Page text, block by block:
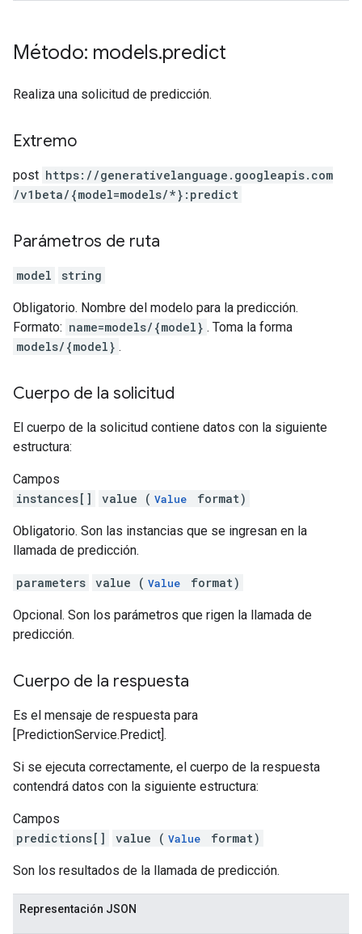
Método: models.predict
Realiza una solicitud de predicción.
Extremo
post https: / /generativelanguage.googleapis.com
/v1beta/{model=models/*}:predict
Parámetros de ruta
model string
Obligatorio. Nombre del modelo para la predicción.
Formato: name=models/{model} . Toma la forma
models/{model} .
Cuerpo de la solicitud
El cuerpo de la solicitud contiene datos con la siguiente
estructura:
Campos
instances[]
value ( Value format)
Obligatorio. Son las instancias que se ingresan en la
llamada de predicción.
parameters value ( Value format)
Opcional. Son los parámetros que rigen la llamada de
predicción.
Cuerpo de la respuesta
Es el mensaje de respuesta para
[PredictionService.Predict].
Si se ejecuta correctamente, el cuerpo de la respuesta
contendrá datos con la siguiente estructura:
Campos
predictions[]
value ( Value format)
Son los resultados de la llamada de predicción.
Representación JSON